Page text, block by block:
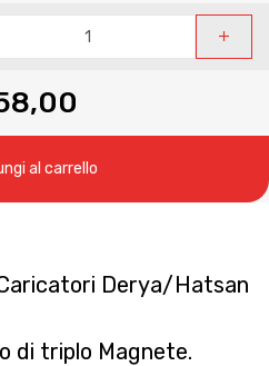
al carrello
Derya/Hatsan
di triplo Magnete.